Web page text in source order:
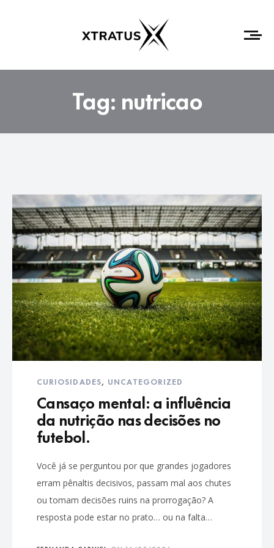
Tag: nutricao
CURIOSIDADES, UNCATEGORIZED
Cansaço mental: a influência
da nutrição nas decisões no
futebol.
Você já se perguntou por que grandes jogadores
erram pênaltis decisivos, passam mal aos chutes
ou tomam decisões ruins na prorrogação? A
resposta pode estar no prato… ou na falta…